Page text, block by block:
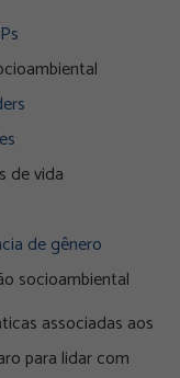
de vida
de gênero
socioambiental
associadas aos
para lidar com